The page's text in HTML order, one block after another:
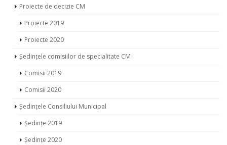
Proiecte de decizie CM
Proiecte 2019
Proiecte 2020
Ședințele comisiilor de specialitate CM
Comisii 2019
Comisii 2020
Ședințele Consiliului Municipal
Ședințe 2019
Ședințe 2020